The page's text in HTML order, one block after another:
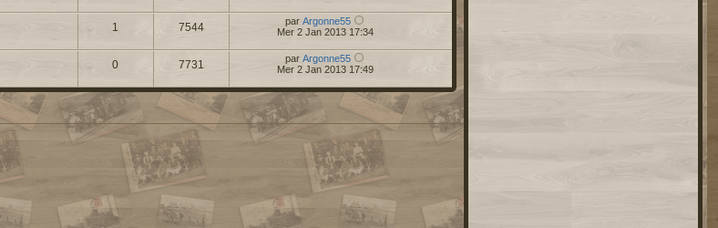
1 7544 parArgonne55
Mer 2 Jan 2013 17:34
0 7731 parArgonne55
Mer 2 Jan 2013 17:49